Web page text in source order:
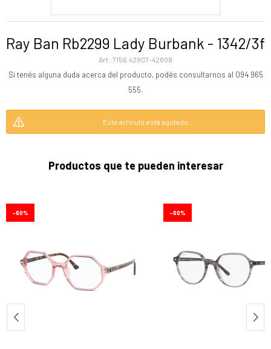
Ray Ban Rb2299 Lady Burbank - 1342/3f
7156.42807-42808
Si tenés alguna duda acerca del producto, podés consultarnos al 094 965
555.
Este artículo está agotado.
Productos que te pueden interesar
60 60